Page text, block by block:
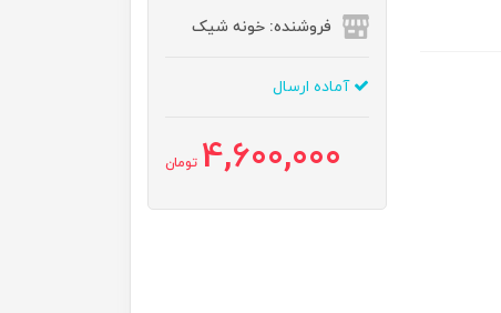
فروشنده: خونه شیک
آماده ارسال
4,600,000 تومان